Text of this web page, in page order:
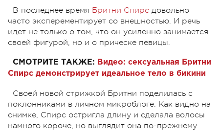
В последнее время Бритни Спирс довольно
часто эксперементирует со внешностью. И речь
идет не только о том, что он усиленно занимается
своей фигурой, но и о прическе певицы.
СМОТРИТЕ ТАКЖЕ: Видео: сексуальная Бритни
Спирс демонстрирует идеальное тело в бикини
Своей новой стрижкой Бритни поделилась с
поклонниками в личном микроблоге. Как видно на
снимке, Спирс остригла длину и сделала волосы
намного короче, но выглядит она по-прежнему